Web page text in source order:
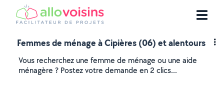
Femmes de ménage à Cipières (06) et alentours
Vous recherchez une femme de ménage ou une aide
ménagère ? Postez votre demande en 2 clics...